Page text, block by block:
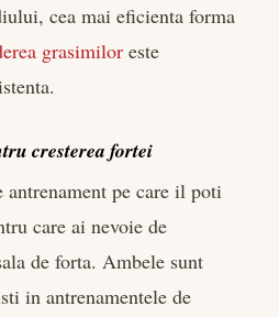
cea mai eficienta forma
grasimilor este
cresterea fortei
pe care il poti
care ai nevoie de
de forta. Ambele sunt
in antrenamentele de